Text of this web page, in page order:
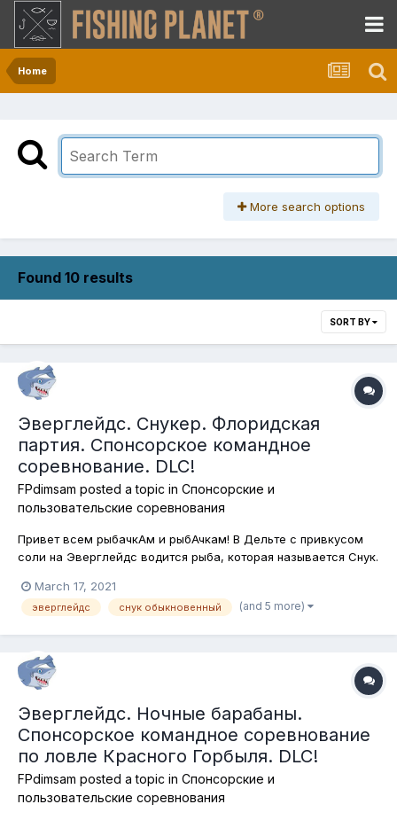
Home
More search options
Found 10 results
SORT BY
Эверглейдс. Снукер. Флоридская
партия. Спонсорское командное
соревнование. DLC!
FPdimsam posted a topic in Спонсорские и
пользовательские соревнования
Привет всем рыбачкАм и рыбАчкам! В Дельте с привкусом
соли на Эверглейдс водится рыба, которая называется Снук.
красавца называют ещё "рыбой-сержантом", я так понимаю,
из-за харатерной чёрной полосы вдоль туловища. Ну и
March 17, 2021
эверглейдс снук обыкновенный (and 5 more)
Эверглейдс. Ночные барабаны.
Спонсорское командное соревнование
по ловле Красного Горбыля. DLC!
FPdimsam posted a topic in Спонсорские и
пользовательские соревнования